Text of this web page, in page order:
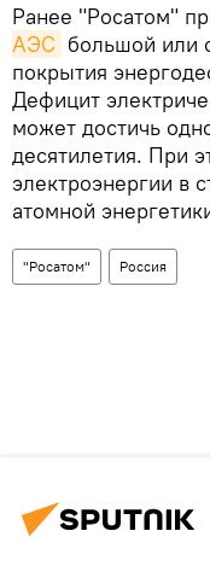
Ранее "Росатом"
АЭС большой или
покрытия
Дефицит
может достичь
десятилетия. При
электроэнергии в
атомной
"Росатом" Россия